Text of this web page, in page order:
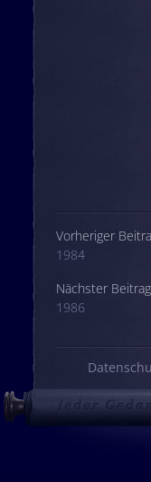
Beitrags-
Vorheriger
1984
Nächster
1986